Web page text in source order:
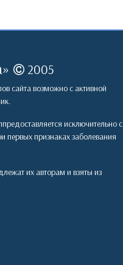
» 2005
сайта возможно с активной
исключительно с
первых признаках заболевания
их авторам и взяты из